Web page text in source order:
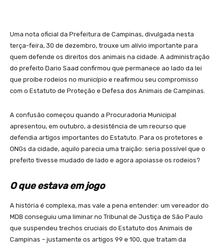
Uma nota oficial da Prefeitura de Campinas, divulgada nesta
terça-feira, 30 de dezembro, trouxe um alívio importante para
quem defende os direitos dos animais na cidade. A administração
do prefeito Dario Saad confirmou que permanece ao lado da lei
que proíbe rodeios no município e reafirmou seu compromisso
com o Estatuto de Proteção e Defesa dos Animais de Campinas.
A confusão começou quando a Procuradoria Municipal
apresentou, em outubro, a desistência de um recurso que
defendia artigos importantes do Estatuto. Para os protetores e
ONGs da cidade, aquilo parecia uma traição: seria possível que o
prefeito tivesse mudado de lado e agora apoiasse os rodeios?
O que estava em jogo
A história é complexa, mas vale a pena entender: um vereador do
MDB conseguiu uma liminar no Tribunal de Justiça de São Paulo
que suspendeu trechos cruciais do Estatuto dos Animais de
Campinas – justamente os artigos 99 e 100, que tratam da